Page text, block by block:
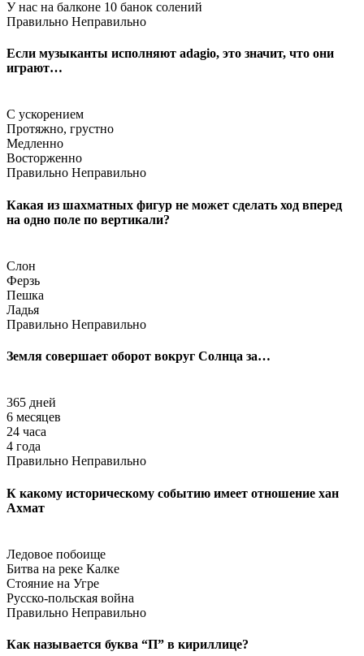
У нас на балконе 10 банок солений
Правильно Неправильно
Если музыканты исполняют adagio, это значит, что они
играют…
С ускорением
Протяжно, грустно
Медленно
Восторженно
Правильно Неправильно
Какая из шахматных фигур не может сделать ход вперед
на одно поле по вертикали?
Слон
Ферзь
Пешка
Ладья
Правильно Неправильно
Земля совершает оборот вокруг Солнца за…
365 дней
6 месяцев
24 часа
4 года
Правильно Неправильно
К какому историческому событию имеет отношение хан
Ахмат
Ледовое побоище
Битва на реке Калке
Стояние на Угре
Русско-польская война
Правильно Неправильно
Как называется буква “П” в кириллице?